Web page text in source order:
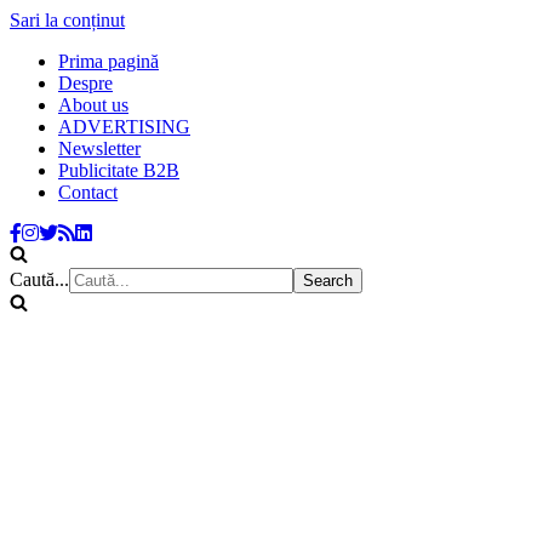
Sari la conținut
Prima pagină
Despre
About us
ADVERTISING
Newsletter
Publicitate B2B
Contact
Caută...